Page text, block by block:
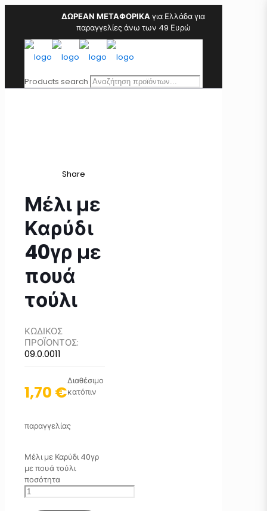
ΔΩΡΕΑΝ ΜΕΤΑΦΟΡΙΚΑγια Ελλάδα για
παραγγελίες άνω των 49 Ευρώ
Products search
Share
Μέλι με
Καρύδι
40γρ με
πουά
τούλι
ΚΩΔΙΚΟΣ
ΠΡΟΪΟΝΤΟΣ:
09.0.0011
1,70 €
Διαθέσιμο
κατόπιν
παραγγελίας
Μέλι με Καρύδι 40γρ
με πουά τούλι
ποσότητα